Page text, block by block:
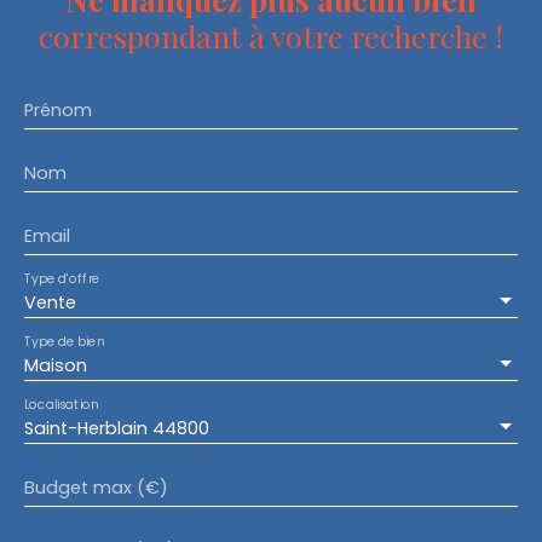
correspondant à votre recherche !
Prénom
Nom
Email
Vente
Type d'offre
Maison
Type de bien
Saint-Herblain 44800
Localisation
Budget max (€)